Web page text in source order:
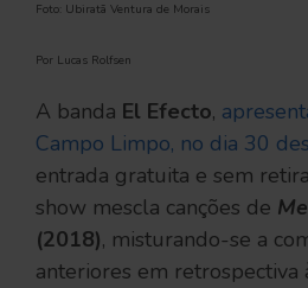
Foto: Ubiratã Ventura de Morais
Por Lucas Rolfsen
A banda El Efecto,
Campo Limpo, no dia 30
entrada gratuita e sem
show mescla canções de
(2018), misturando-se a
anteriores em retrospectiva